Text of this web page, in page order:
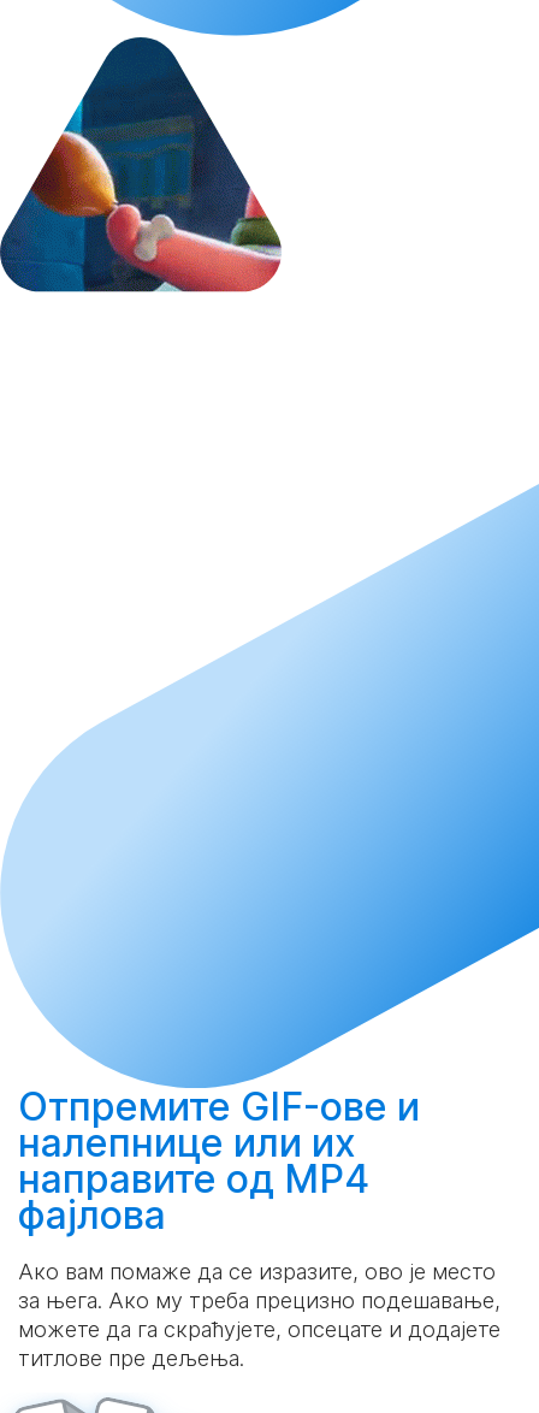
Отпремите GIF-ове и
налепнице или их
направите од MP4
фајлова
Ако вам помаже да се изразите, ово је место
за њега. Ако му треба прецизно подешавање,
можете да га скраћујете, опсецате и додајете
титлове пре дељења.